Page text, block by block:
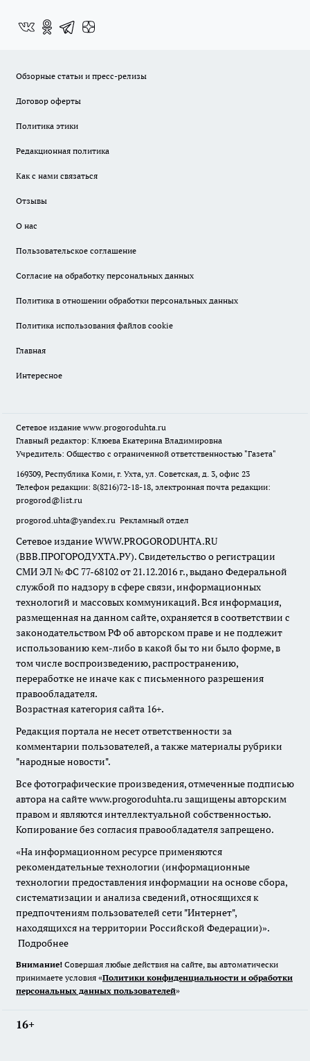
Обзорные статьи и пресс-релизы
Договор оферты
Политика этики
Редакционная политика
Как с нами связаться
Отзывы
О нас
Пользовательское соглашение
Согласие на обработку персональных данных
Политика в отношении обработки персональных данных
Политика использования файлов cookie
Главная
Интересное
Сетевое издание www.progoroduhta.ru
Главный редактор: Клюева Екатерина Владимировна
Учредитель: Общество с ограниченной ответственностью "Газета"
169309, Республика Коми, г. Ухта, ул. Советская, д. 3, офис 23
Телефон редакции: 8(8216)72-18-18, электронная почта редакции:
progorod@list.ru
progorod.uhta@yandex.ru Рекламный отдел
Сетевое издание WWW.PROGORODUHTA.RU
(ВВВ.ПРОГОРОДУХТА.РУ). Свидетельство о регистрации
СМИ ЭЛ № ФС 77-68102 от 21.12.2016 г., выдано Федеральной
службой по надзору в сфере связи, информационных
технологий и массовых коммуникаций. Вся информация,
размещенная на данном сайте, охраняется в соответствии с
законодательством РФ об авторском праве и не подлежит
использованию кем-либо в какой бы то ни было форме, в
том числе воспроизведению, распространению,
переработке не иначе как с письменного разрешения
правообладателя.
Возрастная категория сайта 16+.
Редакция портала не несет ответственности за
комментарии пользователей, а также материалы рубрики
"народные новости".
Все фотографические произведения, отмеченные подписью
автора на сайте www.progoroduhta.ru защищены авторским
правом и являются интеллектуальной собственностью.
Копирование без согласия правообладателя запрещено.
«На информационном ресурсе применяются
рекомендательные технологии (информационные
технологии предоставления информации на основе сбора,
систематизации и анализа сведений, относящихся к
предпочтениям пользователей сети "Интернет",
находящихся на территории Российской Федерации)».
Подробнее
Внимание! Совершая любые действия на сайте, вы автоматически
принимаете условия «Политики конфиденциальности и обработки
персональных данных пользователей»
16+